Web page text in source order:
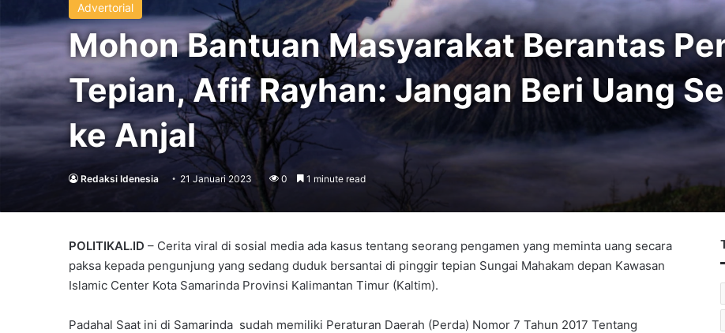
Advertorial
Mohon Bantuan Masyarakat Berantas
Tepian, Afif Rayhan: Jangan Beri Uang
ke Anjal
Redaksi Idenesia 21 Januari 2023 0 1 minute read
POLITIKAL.ID – Cerita viral di sosial media ada kasus tentang seorang pengamen yang meminta uang secara
paksa kepada pengunjung yang sedang duduk bersantai di pinggir tepian Sungai Mahakam depan Kawasan
Islamic Center Kota Samarinda Provinsi Kalimantan Timur (Kaltim).
Padahal Saat ini di Samarinda sudah memiliki Peraturan Daerah (Perda) Nomor 7 Tahun 2017 Tentang